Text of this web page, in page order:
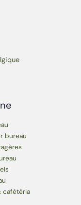
bureau
cafétéria